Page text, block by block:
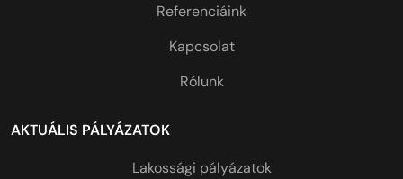
Referenciáink
Kapcsolat
Rólunk
AKTUÁLIS PÁLYÁZATOK
Lakossági pályázatok